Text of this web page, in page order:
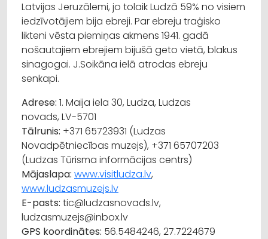
Latvijas Jeruzālemi, jo tolaik Ludzā 59% no visiem
iedzīvotājiem bija ebreji. Par ebreju traģisko
likteni vēsta piemiņas akmens 1941. gadā
nošautajiem ebrejiem bijušā geto vietā, blakus
sinagogai. J.Soikāna ielā atrodas ebreju
senkapi.
Adrese: 1. Maija iela 30, Ludza, Ludzas
novads, LV-5701
Tālrunis: +371 65723931 (Ludzas
Novadpētniecības muzejs), +371 65707203
(Ludzas Tūrisma informācijas centrs)
Mājaslapa: www.visitludza.lv,
www.ludzasmuzejs.lv
E-pasts: tic@ludzasnovads.lv,
ludzasmuzejs@inbox.lv
GPS koordinātes: 56.5484246, 27.7224679